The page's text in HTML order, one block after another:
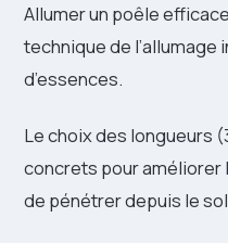
Allumer un poêle
technique de l’allumage
d’essences.
Le choix des longueurs
concrets pour améliorer
de pénétrer depuis le